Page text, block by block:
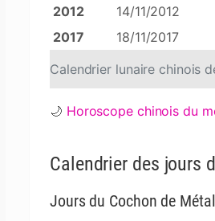
Calendrier lunaire chinois
2012
14/11/2012
2017
18/11/2017
🌙 Horoscope chinois du
Calendrier des jours
Jours du Cochon de